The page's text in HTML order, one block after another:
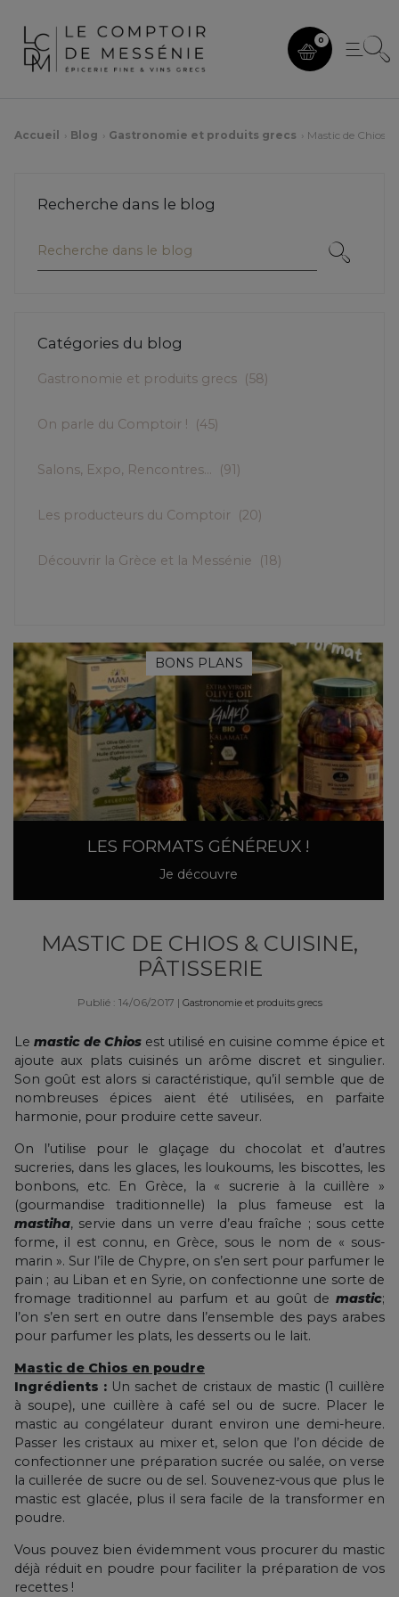
0
Accueil Blog Gastronomie et produits grecs Mastic de Chios
Recherche dans le blog
Catégories du blog
Gastronomie et produits grecs (58)
On parle du Comptoir ! (45)
Salons, Expo, Rencontres... (91)
Les producteurs du Comptoir (20)
Découvrir la Grèce et la Messénie (18)
BONS PLANS
LES FORMATS GÉNÉREUX !
Je découvre
MASTIC DE CHIOS & CUISINE,
PÂTISSERIE
Publié : 14/06/2017 | Gastronomie et produits grecs
Le mastic de Chios est utilisé en cuisine comme épice et
ajoute aux plats cuisinés un arôme discret et singulier.
Son goût est alors si caractéristique, qu’il semble que de
nombreuses épices aient été utilisées, en parfaite
harmonie, pour produire cette saveur.
On l’utilise pour le glaçage du chocolat et d’autres
sucreries, dans les glaces, les loukoums, les biscottes, les
bonbons, etc. En Grèce, la « sucrerie à la cuillère »
(gourmandise traditionnelle) la plus fameuse est la
mastiha, servie dans un verre d’eau fraîche ; sous cette
forme, il est connu, en Grèce, sous le nom de « sous-
marin ». Sur l’île de Chypre, on s’en sert pour parfumer le
pain ; au Liban et en Syrie, on confectionne une sorte de
fromage traditionnel au parfum et au goût de mastic;
l’on s’en sert en outre dans l’ensemble des pays arabes
pour parfumer les plats, les desserts ou le lait.
Mastic de Chios en poudre
Ingrédients : Un sachet de cristaux de mastic (1 cuillère
à soupe), une cuillère à café sel ou de sucre. Placer le
mastic au congélateur durant environ une demi-heure.
Passer les cristaux au mixer et, selon que l’on décide de
confectionner une préparation sucrée ou salée, on verse
la cuillerée de sucre ou de sel. Souvenez-vous que plus le
mastic est glacée, plus il sera facile de la transformer en
poudre.
Vous pouvez bien évidemment vous procurer du mastic
déjà réduit en poudre pour faciliter la préparation de vos
recettes !